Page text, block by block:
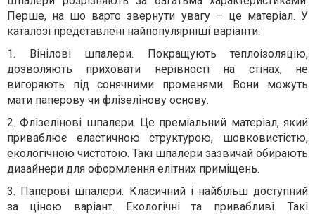
Перше, на шо варто звернути увагу – це матеріал. У
каталозі представлені найпопулярніші варіанти:
1. Вінілові шпалери. Покращують теплоізоляцію,
дозволяють приховати нерівності на стінах, не
вигоряють під сонячними променями. Вони можуть
мати паперову чи флізелінову основу.
2. Флізелінові шпалери. Це преміальний матеріал, який
приваблює еластичною структурою, шовковистістю,
екологічною чистотою. Такі шпалери зазвичай обирають
дизайнери для оформлення елітних приміщень.
3. Паперові шпалери. Класичний і найбільш доступний
за ціною варіант. Екологічні та привабливі. Такі